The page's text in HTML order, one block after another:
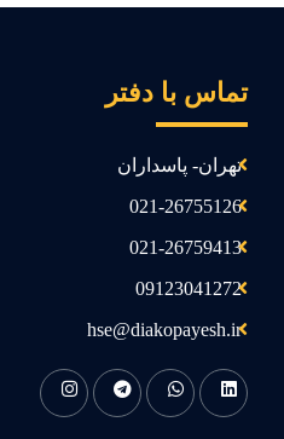
تماس با دفتر
تهران- پاسداران
021-26755126
021-26759413
09123041272
hse@diakopayesh.ir